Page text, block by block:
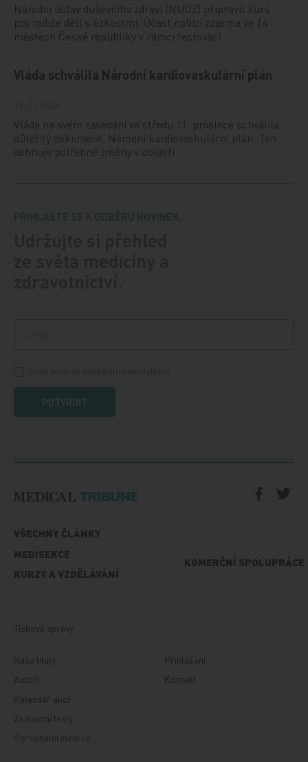
Národní ústav duševního zdraví (NUDZ) připravil kurs
pro rodiče dětí s úzkostmi. Účast nabízí zdarma ve 14
městech České republiky v rámci testovací…
Vláda schválila Národní kardiovaskulární plán
Vláda na svém zasedání ve středu 11. prosince schválila
důležitý dokument, Národní kardiovaskulární plán. Ten
definuje potřebné změny v oblasti…
PŘIHLASTE SE K ODBĚRU NOVINEK.
POTVRDIT
VŠECHNY ČLÁNKY
MEDISEKCE
KURZY A VZDĚLÁVÁNÍ
KOMERČNÍ SPOLUPRÁCE
Tiskové zprávy
Naše tituly
Autoři
Kalendář akcí
Znalostní testy
Personální inzerce
Přihlášení
Kontakt